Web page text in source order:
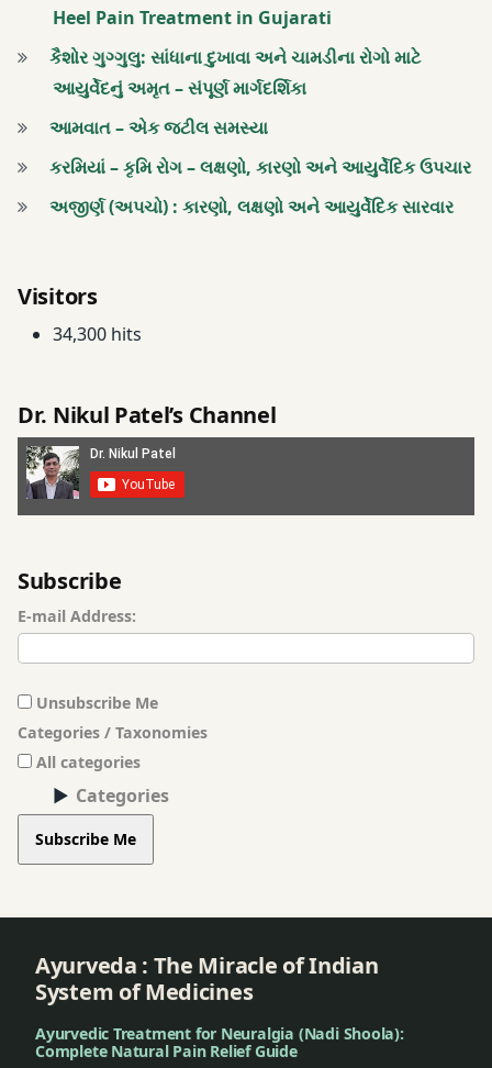
Heel Pain Treatment in Gujarati
કૈશોર ગુગ્ગુલુ: સાંધાના દુખાવા અને ચામડીના રોગો માટે
આયુર્વેદનું અમૃત – સંપૂર્ણ માર્ગદર્શિકા
આમવાત – એક જટીલ સમસ્યા
કરમિયાં – કૃમિ રોગ – લક્ષણો, કારણો અને આયુર્વેદિક ઉપચાર
અજીર્ણ (અપચો) : કારણો, લક્ષણો અને આયુર્વેદિક સારવાર
Visitors
34,300 hits
Dr. Nikul Patel’s Channel
Subscribe
E-mail Address:
Unsubscribe Me
Categories / Taxonomies
All categories
Categories
Subscribe Me
Ayurveda : The Miracle of Indian
System of Medicines
Ayurvedic Treatment for Neuralgia (Nadi Shoola):
Complete Natural Pain Relief Guide